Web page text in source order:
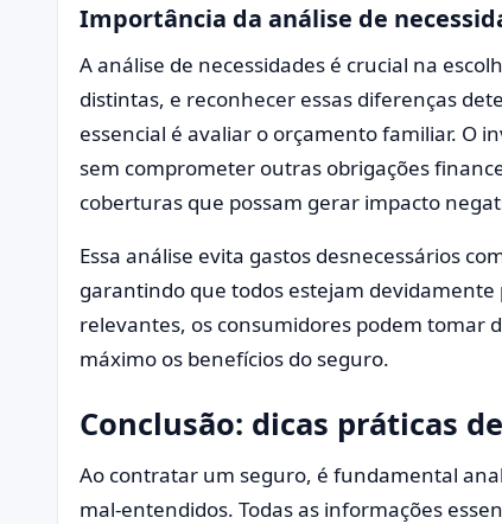
Importância da análise de
A análise de necessidades é crucial na
distintas, e reconhecer essas diferenças
essencial é avaliar o orçamento familiar. O
sem comprometer outras obrigações
coberturas que possam gerar impacto
Essa análise evita gastos desnecessários
garantindo que todos estejam
relevantes, os consumidores podem tomar
máximo os benefícios do seguro.
Conclusão: dicas práticas
Ao contratar um seguro, é fundamental
mal-entendidos. Todas as informações